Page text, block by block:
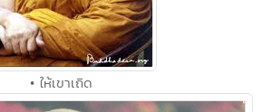
• ให้เขาเถิด